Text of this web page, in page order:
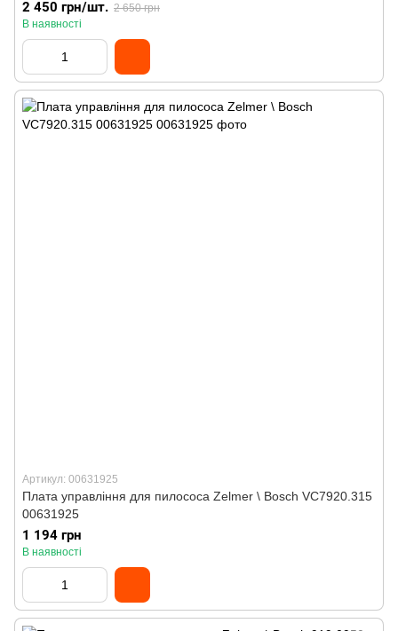
2 450 грн/шт. 2 650 грн
В наявності
Артикул: 00631925
Плата управління для пилососа Zelmer \ Bosch VC7920.315
00631925
1 194 грн
В наявності